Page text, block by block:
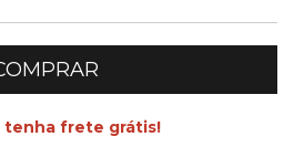
tenha frete grátis!